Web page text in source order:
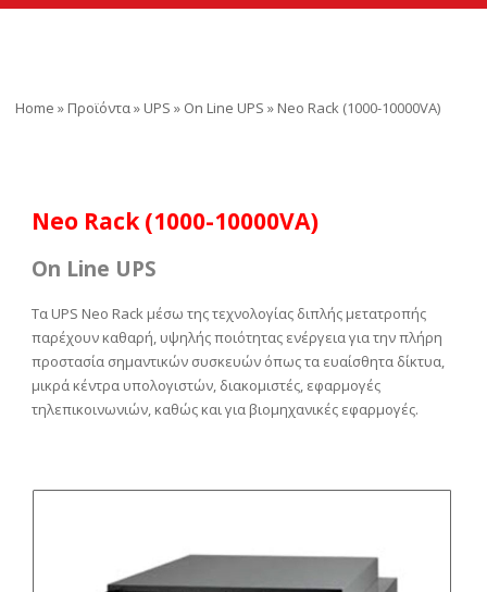
Home » Προϊόντα» UPS » On Line UPS » Neo Rack (1000-10000VA)
Neo Rack (1000-10000VA)
On Line UPS
Τα UPS Neo Rack μέσω της τεχνολογίας διπλής μετατροπής
παρέχουν καθαρή, υψηλής ποιότητας ενέργεια για την πλήρη
προστασία σημαντικών συσκευών όπως τα ευαίσθητα δίκτυα,
μικρά κέντρα υπολογιστών, διακομιστές, εφαρμογές
τηλεπικοινωνιών, καθώς και για βιομηχανικές εφαρμογές.